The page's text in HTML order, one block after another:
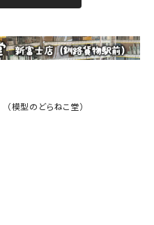
模型のどらねこ堂）